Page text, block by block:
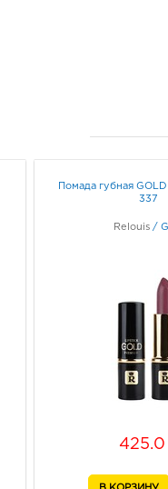
Помада губная
337
Relouis /
425.0